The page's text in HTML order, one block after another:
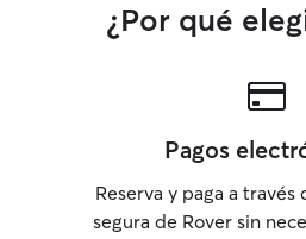
¿Por qué
Pagos
Reserva y paga a
segura de Rover sin